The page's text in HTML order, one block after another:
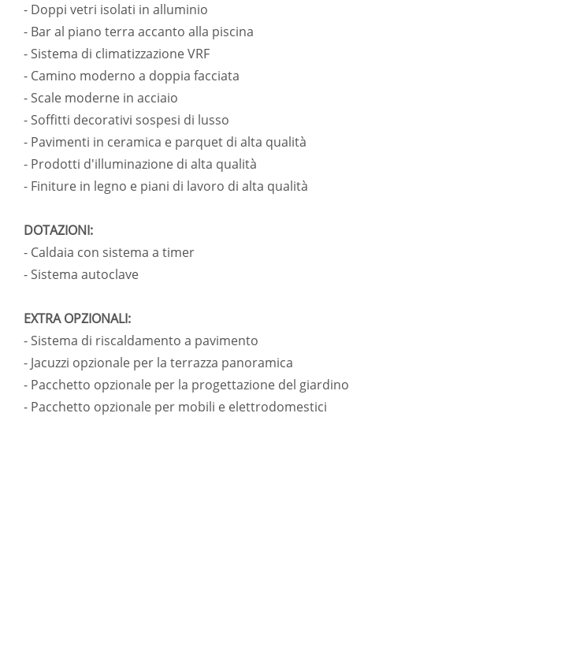
- Doppi vetri isolati in alluminio
- Bar al piano terra accanto alla piscina
- Sistema di climatizzazione VRF
- Camino moderno a doppia facciata
- Scale moderne in acciaio
- Soffitti decorativi sospesi di lusso
- Pavimenti in ceramica e parquet di alta qualità
- Prodotti d'illuminazione di alta qualità
- Finiture in legno e piani di lavoro di alta qualità
DOTAZIONI:
- Caldaia con sistema a timer
- Sistema autoclave
EXTRA OPZIONALI:
- Sistema di riscaldamento a pavimento
- Jacuzzi opzionale per la terrazza panoramica
- Pacchetto opzionale per la progettazione del giardino
- Pacchetto opzionale per mobili e elettrodomestici